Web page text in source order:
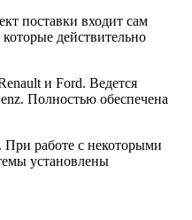
поставки входит сам
действительно
и Ford. Ведется
Полностью обеспечена
При работе с некоторыми
установлены